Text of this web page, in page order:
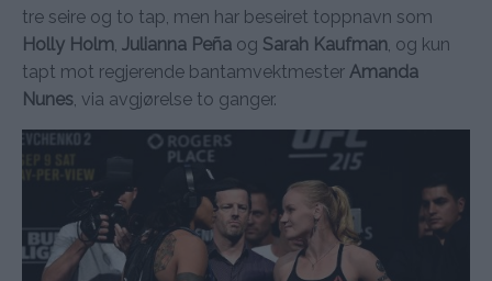
tre seire og to tap, men har beseiret toppnavn som
Holly Holm Julianna Peña og Sarah Kaufman , og kun
tapt mot regjerende bantamvektmester Amanda
Nunes , via avgjørelse to ganger.